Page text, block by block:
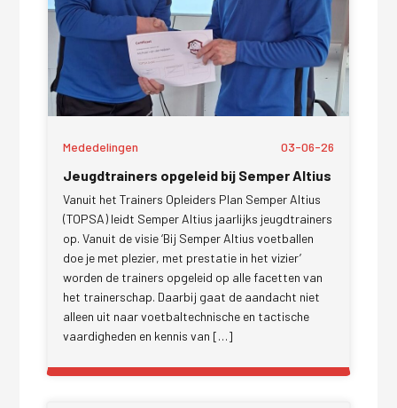
Mededelingen 03-06-26
Jeugdtrainers opgeleid bij Semper Altius
Vanuit het Trainers Opleiders Plan Semper Altius
(TOPSA) leidt Semper Altius jaarlijks jeugdtrainers
op. Vanuit de visie ‘Bij Semper Altius voetballen
doe je met plezier, met prestatie in het vizier’
worden de trainers opgeleid op alle facetten van
het trainerschap. Daarbij gaat de aandacht niet
alleen uit naar voetbaltechnische en tactische
vaardigheden en kennis van […]